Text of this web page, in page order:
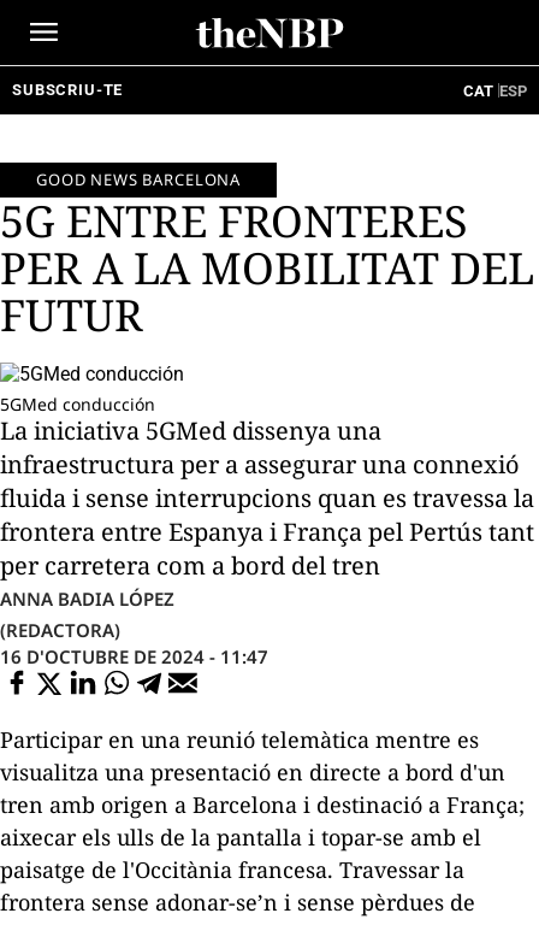
SUBSCRIU-TE CAT ESP
GOOD NEWS BARCELONA
5G ENTRE FRONTERES
PER A LA MOBILITAT DEL
FUTUR
5GMed conducción
La iniciativa 5GMed dissenya una
infraestructura per a assegurar una connexió
fluida i sense interrupcions quan es travessa la
frontera entre Espanya i França pel Pertús tant
per carretera com a bord del tren
ANNA BADIA LÓPEZ
(REDACTORA)
16 D'OCTUBRE DE 2024 - 11:47
Participar en una reunió telemàtica mentre es
visualitza una presentació en directe a bord d'un
tren amb origen a Barcelona i destinació a França;
aixecar els ulls de la pantalla i topar-se amb el
paisatge de l'Occitània francesa. Travessar la
frontera sense adonar-se’n i sense pèrdues de